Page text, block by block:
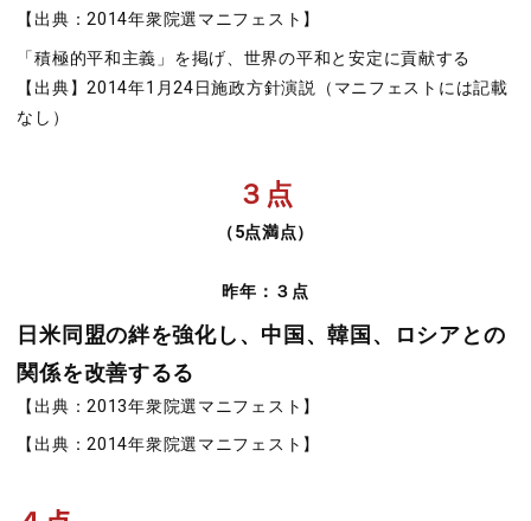
【出典：2014年衆院選マニフェスト】
「積極的平和主義」を掲げ、世界の平和と安定に貢献する
【出典】2014年1月24日施政方針演説（マニフェストには記載
なし）
３点
（5点満点）
昨年：３点
日米同盟の絆を強化し、中国、韓国、ロシアとの
関係を改善するる
【出典：2013年衆院選マニフェスト】
【出典：2014年衆院選マニフェスト】